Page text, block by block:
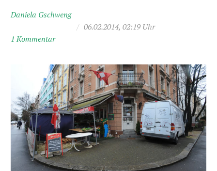
Daniela Gschweng
/ 06.02.2014, 02:19 Uhr
1 Kommentar